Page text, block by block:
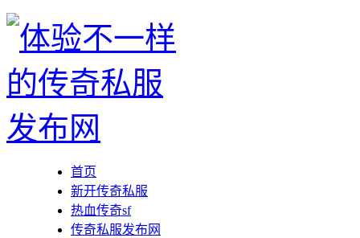
首页
新开传奇私服
热血传奇sf
传奇私服发布网